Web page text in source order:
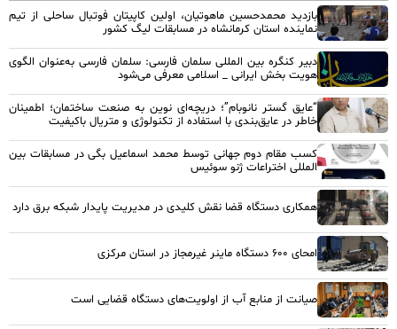
بازدید محمدحسین ماهوتیان، اولین کاپیتان فوتبال ساحلی از تیم
نماینده استان کرمانشاه در مسابقات لیگ کشور
دبیر کنگره بین المللی سلمان فارسی: سلمان فارسی به‌عنوان الگوی
هویت بخش ایرانی _ اسلامی معرفی می‌شود
“عایق گستر نانوبام”؛ دریچه‌ای نوین به صنعت ساختمان؛ اطمینان
خاطر در عایق‌بندی با استفاده از تکنولوژی و متریال باکیفیت
کسب مقام دوم جهانی توسط محمد اسماعیل بگی در مسابقات بین
المللی اختراعات ژنو سوئیس
همکاری دستگاه قضا نقش کلیدی در مدیریت پایدار شبکه برق دارد
امحای ۶۰۰ دستگاه ماینر غیرمجاز در استان مرکزی
صیانت از منابع آب از اولویت‌های دستگاه قضایی است